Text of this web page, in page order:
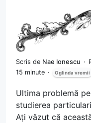
Scris de Nae Ionescu
15 minute
Oglinda vremii
Ultima problemă
studierea
Ați văzut că